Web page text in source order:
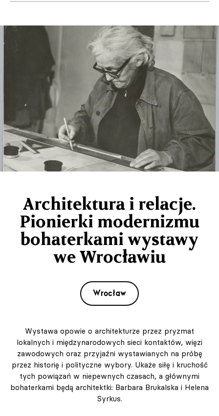
Architektura i relacje.
Pionierki modernizmu
bohaterkami wystawy
we Wrocławiu
Wrocław
Wystawa opowie o architekturze przez pryzmat
lokalnych i międzynarodowych sieci kontaktów, więzi
zawodowych oraz przyjaźni wystawianych na próbę
przez historię i polityczne wybory. Ukaże siłę i kruchość
tych powiązań w niepewnych czasach, a głównymi
bohaterkami będą architektki: Barbara Brukalska i Helena
Syrkus.